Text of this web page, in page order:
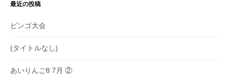
ン
最近の投稿
ビンゴ大会
(タイトルなし)
あいりんご8 7月 ②